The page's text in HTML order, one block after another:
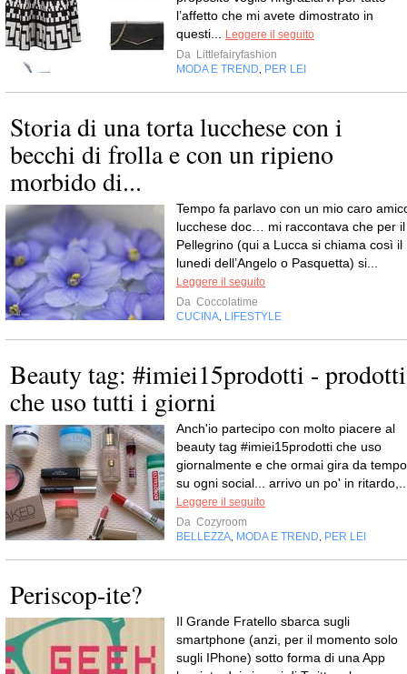
l’affetto che mi avete dimostrato in
questi... Leggere il seguito
Da Littlefairyfashion
MODA E TREND, PER LEI
Storia di una torta lucchese con i
becchi di frolla e con un ripieno
morbido di...
Tempo fa parlavo con un mio caro
lucchese doc… mi raccontava che per il
Pellegrino (qui a Lucca si chiama così il
lunedi dell’Angelo o Pasquetta) si...
Leggere il seguito
Da Coccolatime
CUCINA, LIFESTYLE
Beauty tag: #imiei15prodotti - prodotti
che uso tutti i giorni
Anch'io partecipo con molto piacere al
beauty tag #imiei15prodotti che uso
giornalmente e che ormai gira da tempo
su ogni social... arrivo un po' in
Leggere il seguito
Da Cozyroom
BELLEZZA, MODA E TREND, PER LEI
Periscop-ite?
Il Grande Fratello sbarca sugli
smartphone (anzi, per il momento solo
sugli IPhone) sotto forma di una App